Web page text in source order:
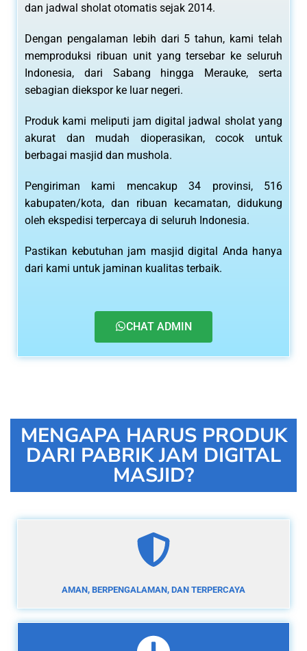
dan jadwal sholat otomatis sejak 2014.
Dengan pengalaman lebih dari 5 tahun, kami telah
memproduksi ribuan unit yang tersebar ke seluruh
Indonesia, dari Sabang hingga Merauke, serta
sebagian diekspor ke luar negeri.
Produk kami meliputi jam digital jadwal sholat yang
akurat dan mudah dioperasikan, cocok untuk
berbagai masjid dan mushola.
Pengiriman kami mencakup 34 provinsi, 516
kabupaten/kota, dan ribuan kecamatan, didukung
oleh ekspedisi terpercaya di seluruh Indonesia.
Pastikan kebutuhan jam masjid digital Anda hanya
dari kami untuk jaminan kualitas terbaik.
CHAT ADMIN
MENGAPA HARUS PRODUK
DARI PABRIK JAM DIGITAL
MASJID?
AMAN, BERPENGALAMAN, DAN TERPERCAYA